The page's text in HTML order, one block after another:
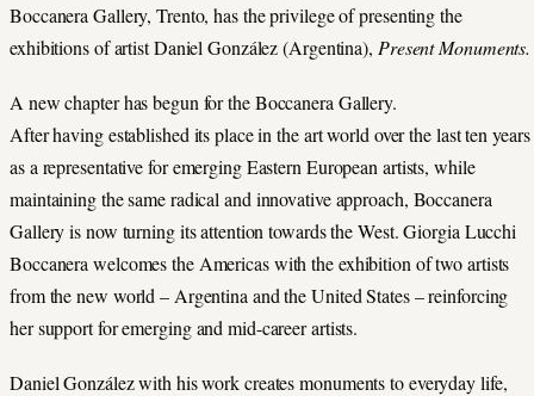
Boccanera Gallery, Trento, has the privilege of presenting the
exhibitions of artist Daniel González (Argentina), Present Monuments.
A new chapter has begun for the Boccanera Gallery.
After having established its place in the art world over the last ten years
as a representative for emerging Eastern European artists, while
maintaining the same radical and innovative approach, Boccanera
Gallery is now turning its attention towards the West. Giorgia Lucchi
Boccanera welcomes the Americas with the exhibition of two artists
from the new world – Argentina and the United States – reinforcing
her support for emerging and mid-career artists.
Daniel González with his work creates monuments to everyday life,